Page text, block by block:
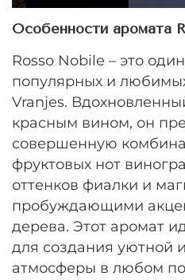
Особенности аромата
Rosso Nobile – это
популярных и
Vranjes.
красным вином, он
совершенную
фруктовых нот
оттенков фиалки и
пробуждающими
дерева. Этот аромат
для создания уютной
атмосферы в любом